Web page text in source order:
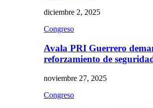
diciembre 2, 2025
Congreso
Avala PRI Guerrero
reforzamiento de
noviembre 27, 2025
Congreso